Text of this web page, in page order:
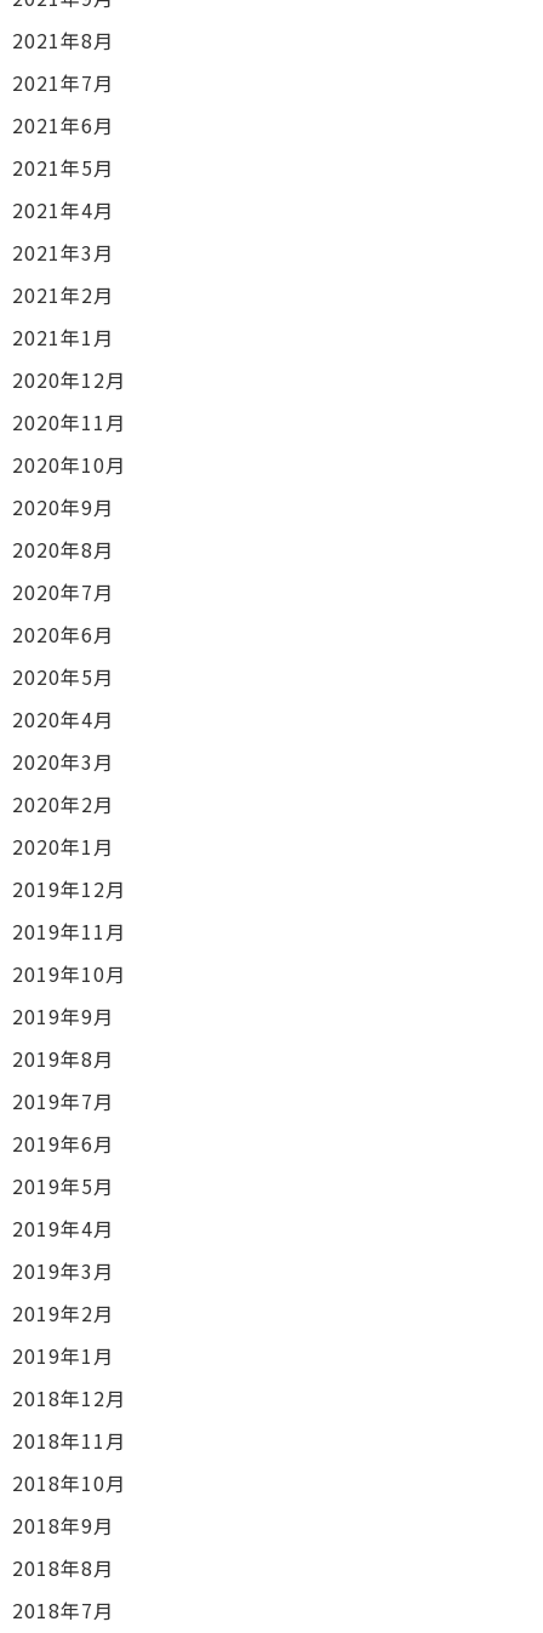
2021年8月
2021年7月
2021年6月
2021年5月
2021年4月
2021年3月
2021年2月
2021年1月
2020年12月
2020年11月
2020年10月
2020年9月
2020年8月
2020年7月
2020年6月
2020年5月
2020年4月
2020年3月
2020年2月
2020年1月
2019年12月
2019年11月
2019年10月
2019年9月
2019年8月
2019年7月
2019年6月
2019年5月
2019年4月
2019年3月
2019年2月
2019年1月
2018年12月
2018年11月
2018年10月
2018年9月
2018年8月
2018年7月